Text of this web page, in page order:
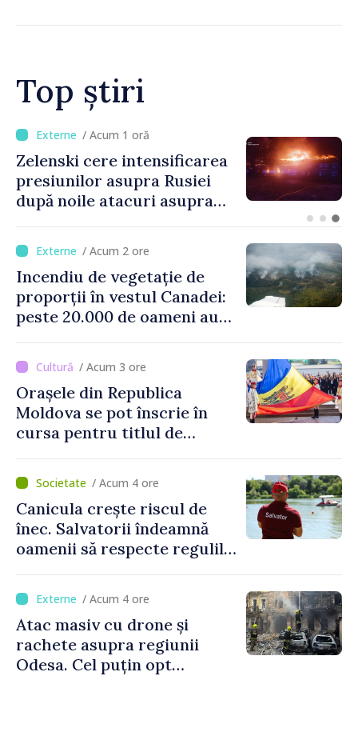
Top știri
/ Acum 42 minute
ANSA: Țara de origine a
alimentelor va fi afișată la
raft în mod obligatoriu de
riscă amenzi de zeci de mii
de lei de lei/ Acum 2 ore
Incendiu de vegetație de
proporții în vestul Canadei:
peste 20.000 de oameni au
/ Acum 3 ore
Orașele din Republica
Moldova se pot înscrie în
cursa pentru titlul de
Culturii 2033”
/ Acum 4 ore
Canicula crește riscul de
înec. Salvatorii îndeamnă
oamenii să respecte regulile
/ Acum 4 ore
Atac masiv cu drone și
rachete asupra regiunii
Odesa. Cel puțin opt